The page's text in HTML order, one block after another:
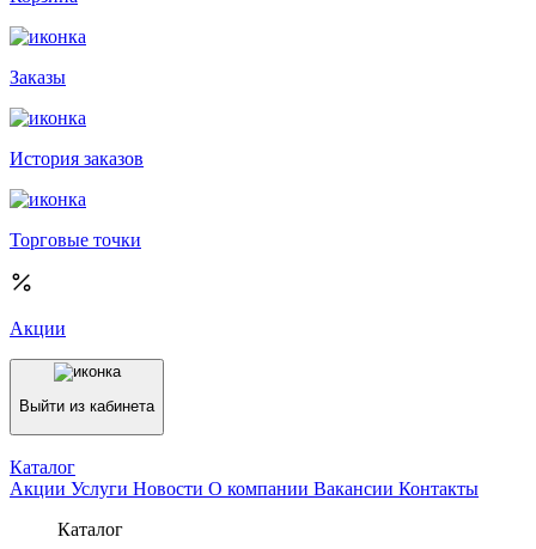
Заказы
История заказов
Торговые точки
Акции
Выйти из кабинета
Каталог
Акции Услуги Новости О компании Вакансии Контакты
Каталог